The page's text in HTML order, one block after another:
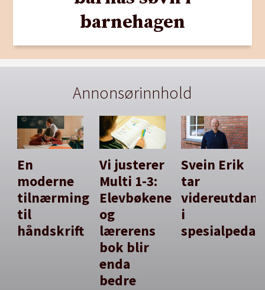
barnehagen
Annonsørinnhold
En
moderne
tilnærming
til
håndskrift
Vi justerer
Multi 1-3:
Elevbøkene
og
lærerens
bok blir
enda
bedre
Svein Erik
tar
i